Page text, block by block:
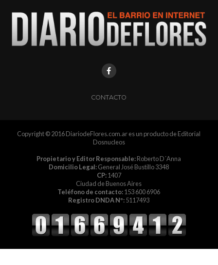
CONTACTO
Copyright © 2016 DiariodeFlores.com.ar es un producto de Editorial
Dosnucleos
Propietario y Editor Responsable:Roberto D´Anna
Domicilio Legal:General José Bustillo 3348
CP:1407
Ciudad de Buenos Aires
Teléfono de contacto:153 600 6906
Registro DNDA Nº:5117493